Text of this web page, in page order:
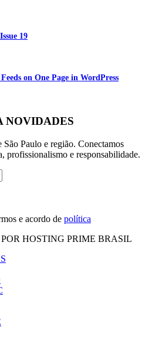
19
on One Page in WordPress
NOVIDADES
São Paulo e região. Conectamos
profissionalismo e responsabilidade.
e acordo de política
HOSTING PRIME BRASIL